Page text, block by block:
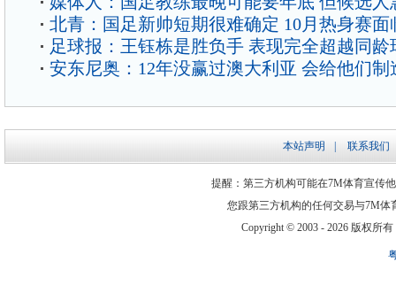
北青：国足新帅短期很难确定 10月热身赛面
足球报：王钰栋是胜负手 表现完全超越同龄
安东尼奥：12年没赢过澳大利亚 会给他们制
本站声明 联系我们
提醒：第三方机构可能在7M体育宣传
您跟第三方机构的任何交易与7M
Copyright © 2003 - 2026 版权所有